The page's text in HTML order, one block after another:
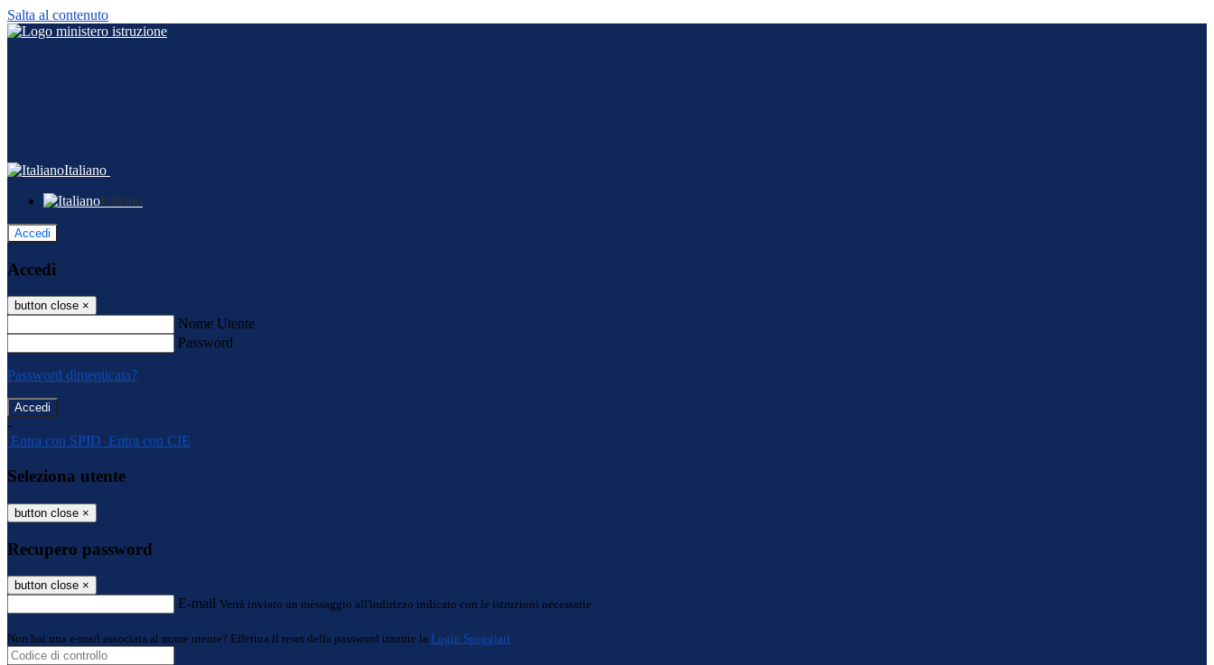
Salta al contenuto
Italiano
Italiano
Accedi
Accedi
button close ×
Nome Utente
Password
Password dimenticata?
-
Entra con SPID Entra con CIE
Seleziona utente
button close ×
Recupero password
button close ×
E-mail Verrà inviato un messaggio all'indirizzo indicato con le istruzioni necessarie.
Non hai una e-mail associata al nome utente? Effettua il reset della password tramite la Login Spaggiari